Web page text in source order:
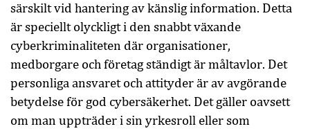
särskilt vid hantering av känslig information. Detta
är speciellt olyckligt i den snabbt växande
cyberkriminaliteten där organisationer,
medborgare och företag ständigt är måltavlor. Det
personliga ansvaret och attityder är av avgörande
betydelse för god cybersäkerhet. Det gäller oavsett
om man uppträder i sin yrkesroll eller som